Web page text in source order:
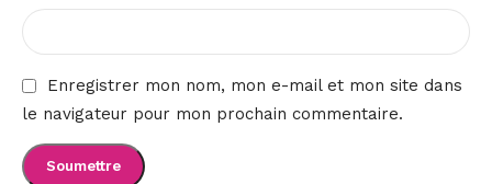
Enregistrer mon nom, mon e-mail et mon site dans
le navigateur pour mon prochain commentaire.